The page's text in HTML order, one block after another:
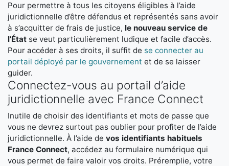
Pour permettre à tous les citoyens éligibles à l’aide
juridictionnelle d’être défendus et représentés sans avoir
à s’acquitter de frais de justice, le nouveau service de
l’État se veut particulièrement ludique et facile d’accès.
Pour accéder à ses droits, il suffit de se connecter au
portail déployé par le gouvernement et de se laisser
guider.
Connectez-vous au portail d’aide
juridictionnelle avec France Connect
Inutile de choisir des identifiants et mots de passe que
vous ne devrez surtout pas oublier pour profiter de l’aide
juridictionnelle. À l’aide de vos identifiants habituels
France Connect, accédez au formulaire numérique qui
vous permet de faire valoir vos droits. Préremplie, votre